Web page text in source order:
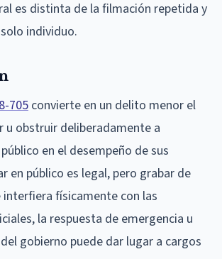
es distinta de la filmación repetida y
individuo.
705convierte en un delito menor el
u obstruir deliberadamente a
en el desempeño de sus
en público es legal, pero grabar de
interfiera físicamente con las
la respuesta de emergencia u
gobierno puede dar lugar a cargos